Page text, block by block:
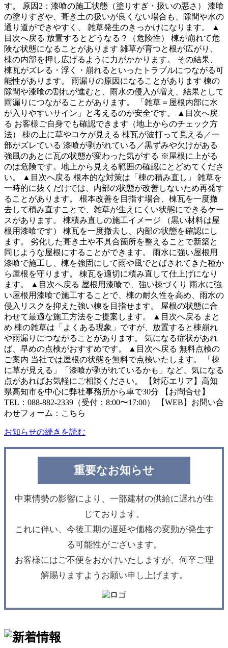
す。 原因2：漆喰の施工状態（塗りすぎ・扱いの悪さ） 漆喰
の塗りすぎや、葺き土の扱いが良くない場合も、隙間や水の
通り道ができやすく、 雑草発生のきっかけになります。 ▲
目次へ戻る 放置するとどうなる？（危険性） 棟が崩れて危
険な状態になることがあります 雑草が育つと根が広がり、
棟の内部を押し広げるように力がかかります。 その結果、
棟瓦がズレる・浮く・崩れるといったトラブルにつながる可
能性があります。 雨漏りの原因になることがあります 棟の
隙間や漆喰の割れが進むと、雨水の侵入が増え、結果として
雨漏りにつながることがあります。 「雑草＝屋根内部に水
が入りやすいサイン」と考えるのが安全です。 ▲目次へ戻
る お客様ご自身でも確認できます（地上からのチェック方
法） 棟の上に草やコケが見える 棟瓦が波打って見える／一
部がズレている 漆喰が剥がれている／黒ずみや欠けがある
強風のあとに瓦の状態が変わった気がする ※屋根に上がる
のは危険です。地上から見える範囲の確認にとどめてくださ
い。 ▲目次へ戻る 根本的な対策は「棟の積み直し」 雑草を
一時的に抜くだけでは、内部の状態が改善しないため再発す
ることがあります。 根本改善を目指す場合、棟瓦を一度撤
去して積み直すことで、雑草が生えにくい状態にできるケー
スがあります。 棟積み直しの施工イメージ （黒い材料は屋
根用漆喰です） 棟瓦を一度撤去し、内部の状態を確認にし
ます。 劣化した葺き土や不具合箇所を整えることで新築と
同じような屋根にすることができます。 雨水に強い屋根用
漆喰で施工し、棟を強固にして雨や風でとばされてきた種か
ら屋根を守ります。 棟瓦を適切に積み直して仕上げになり
ます。 ▲目次へ戻る 屋根用漆喰で、強い棟づくり 雨水に強
い屋根用漆喰で施工することで、棟の耐久性を高め、雨水の
侵入リスクを抑えた強い棟を目指せます。 屋根の状態に合
わせて最適な施工方法をご提案します。 ▲目次へ戻る まと
め 棟の雑草は「よくある現象」ですが、放置すると棟崩れ
や雨漏りにつながることがあります。 気になる症状があれ
ば、早めの点検がおすすめです。 ▲目次へ戻る 無料点検の
ご案内 当社では屋根の状態を無料で点検いたします。 「棟
に草が見える」「漆喰が剥がれているかも」など、気になる
点があればお気軽にご相談ください。 【対応エリア】高知
県高知市を中心に弊社事務所から車で30分 【お問合せ】
TEL：088-882-2339（受付：8:00〜17:00） 【WEB】お問い合
わせフォーム：こちら
お知らせの続きを読む
重要なお知らせ
中東情勢の影響により、一部建材の供給に遅れが生
じております。
これに伴い、今後工期の遅延や価格の変動が発生す
る可能性がございます。
お客様にはご不便をおかけいたしますが、何卒ご理
解賜りますようお願い申し上げます。